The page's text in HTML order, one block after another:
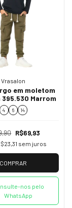
Vrasalon
em moletom
Marrom
4 6 14
R$69,93
sem juros
COMPRAR
nos pelo
WhatsApp